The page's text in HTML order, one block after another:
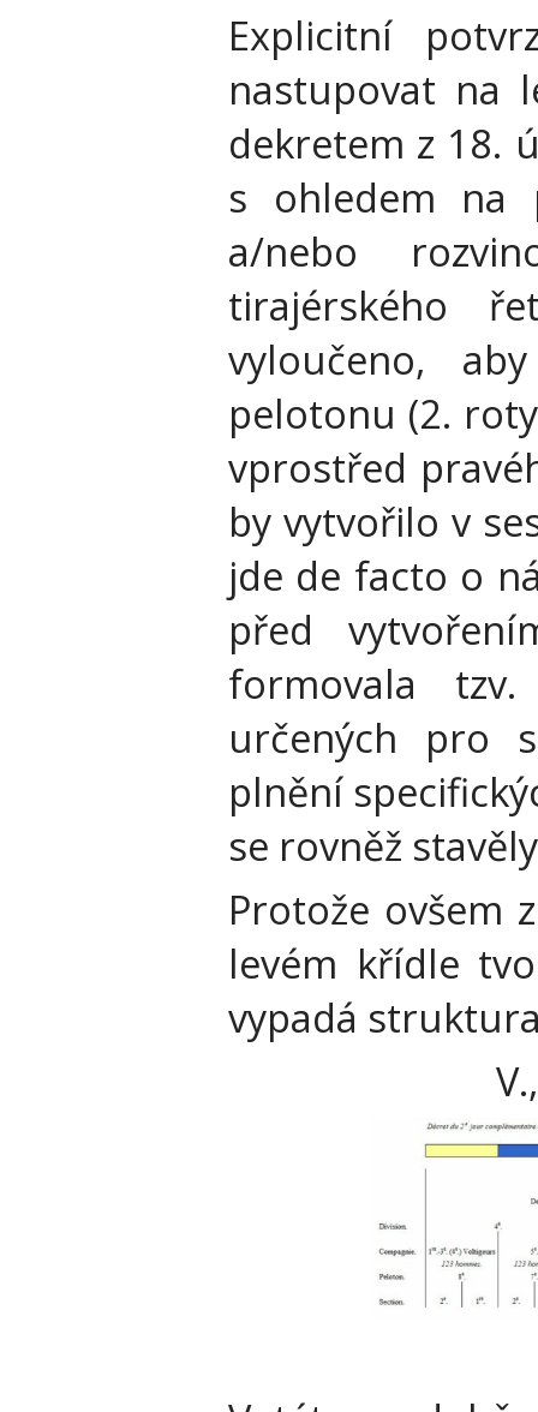
Explicitní
nastupovat na
dekretem z 18.
s ohledem na
a/nebo
tirajérského
vyloučeno,
pelotonu (2.
vprostřed
by vytvořilo v
jde de facto o
před
formovala
určených pro
plnění
se rovněž
Protože ovšem
levém křídle
vypadá